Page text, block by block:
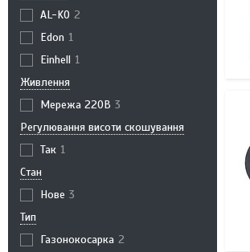
AL-KO 2
Edon 1
Einhell 1
Живлення
Мережа 220В 3
Регулювання висоти скошування
Так 1
Стан
Нове 3
Тип
Газонокосарка 2